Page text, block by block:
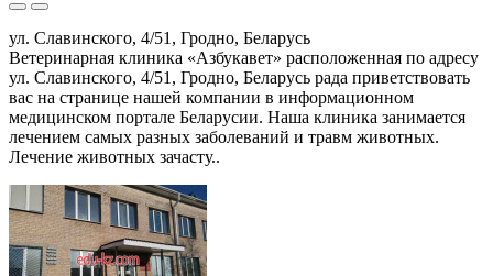
ул. Славинского, 4/51, Гродно, Беларусь
Ветеринарная клиника «Азбукавет» расположенная по адресу
ул. Славинского, 4/51, Гродно, Беларусь рада приветствовать
вас на странице нашей компании в информационном
медицинском портале Беларусии. Наша клиника занимается
лечением самых разных заболеваний и травм животных.
Лечение животных зачасту..